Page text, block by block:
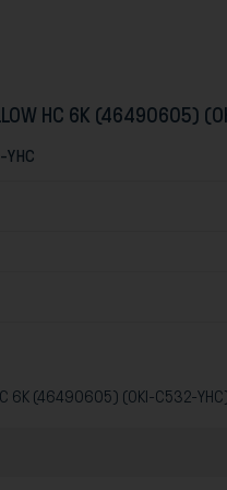
HC 6K (46490605)
6K (46490605) (OKI-C532-